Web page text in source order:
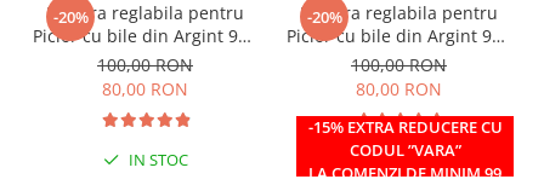
-20%
Bratara reglabila pentru
Picior cu bile din Argint 925
si margele Miyuki rosii
100,00 RON
80,00 RON
IN STOC
-20%
-15% EXTRA REDUCERE CU
CODUL ”VARA”
LA COMENZI DE MINIM 99
Bratara reglabila pentru
Picior cu bile din Argint 925
si margele Miyuki verzi
100,00 RON
80,00 RON
IN STOC